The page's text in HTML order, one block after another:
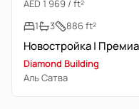
AED 1 969 / ft²
1
3 886 ft²
Новостройка |
Diamond Building
Аль Сатва